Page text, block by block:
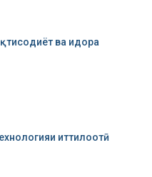
ва идора
иттилоотӣ